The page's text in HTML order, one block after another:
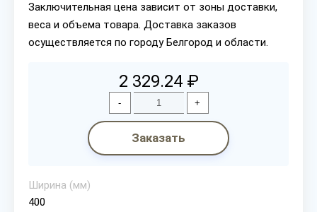
Заключительная цена зависит от зоны доставки,
веса и объема товара. Доставка заказов
осуществляется по городу Белгород и области.
2 329.24 ₽
- +
Заказать
Ширина (мм)
400